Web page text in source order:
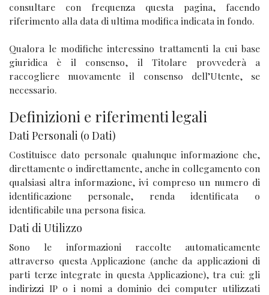
consultare con frequenza questa pagina, facendo
riferimento alla data di ultima modifica indicata in fondo.
Qualora le modifiche interessino trattamenti la cui base
giuridica è il consenso, il Titolare provvederà a
raccogliere nuovamente il consenso dell’Utente, se
necessario.
Definizioni e riferimenti legali
Dati Personali (o Dati)
Costituisce dato personale qualunque informazione che,
direttamente o indirettamente, anche in collegamento con
qualsiasi altra informazione, ivi compreso un numero di
identificazione personale, renda identificata o
identificabile una persona fisica.
Dati di Utilizzo
Sono le informazioni raccolte automaticamente
attraverso questa Applicazione (anche da applicazioni di
parti terze integrate in questa Applicazione), tra cui: gli
indirizzi IP o i nomi a dominio dei computer utilizzati